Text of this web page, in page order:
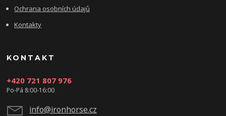
Ochrana osobních údajů
Kontakty
KONTAKT
+420 721 807 976
Po-Pá 8:00-16:00
info@ironhorse.cz